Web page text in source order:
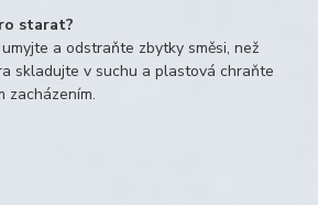
starat?
a odstraňte zbytky směsi, než
skladujte v suchu a plastová chraňte
zacházením.